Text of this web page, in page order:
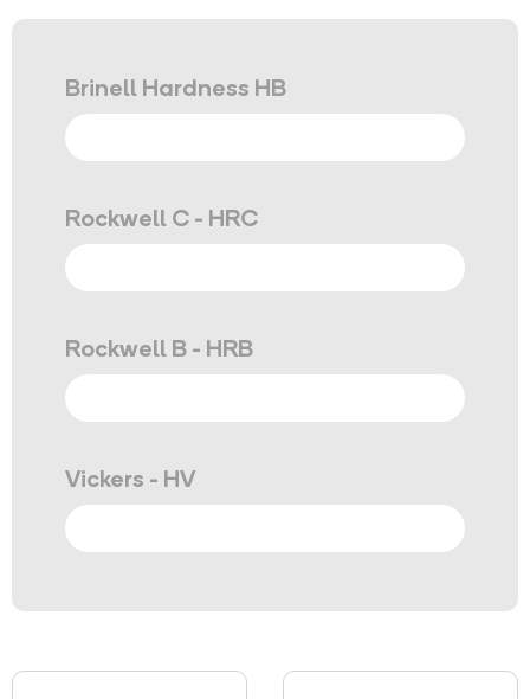
Brinell Hardness HB
Rockwell C - HRC
Rockwell B - HRB
Vickers - HV